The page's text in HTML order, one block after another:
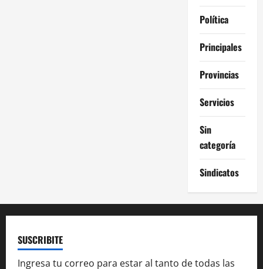
Política
Principales
Provincias
Servicios
Sin
categoría
Sindicatos
SUSCRIBITE
Ingresa tu correo para estar al tanto de todas las